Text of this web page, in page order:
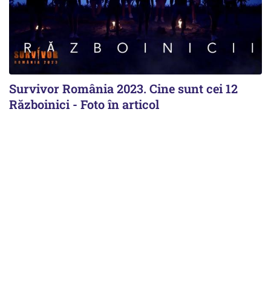
Survivor România 2023. Cine sunt cei 12
Războinici - Foto în articol